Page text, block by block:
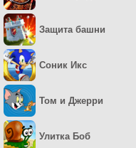
Защита башни
Соник Икс
Том и Джерри
Улитка Боб